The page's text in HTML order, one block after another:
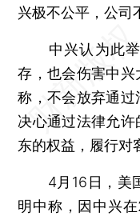
兴极不公平，公司
中兴认为此举
存，也会伤害中
称，不会放弃通
决心通过法律允
东的权益，履行对
4月16日，美国
明中称，因中兴在